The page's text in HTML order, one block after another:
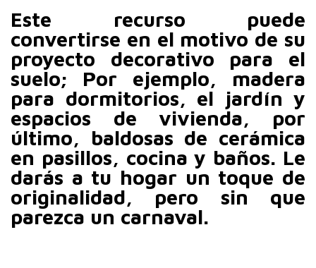
varias habitaciones de la casa (es
recomendable colocar un dibujo o color
diferente en cada habitación o habitación)
… Puede combinar diferentes materiales
para obtener el mismo modelo, con un look
totalmente diferente.
Este recurso puede
convertirse en el motivo de su